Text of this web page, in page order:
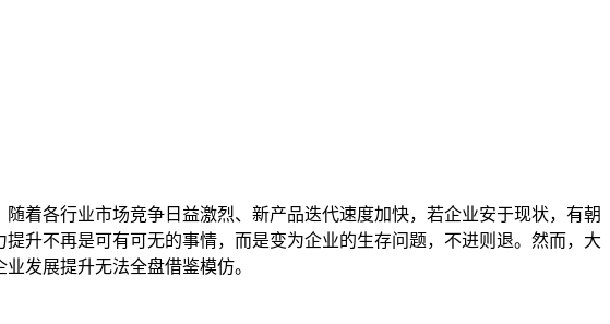
着各行业市场竞争日益激烈、新产品迭代速度加快，若企业安于现状，有朝
升不再是可有可无的事情，而是变为企业的生存问题，不进则退。然而，大
发展提升无法全盘借鉴模仿。